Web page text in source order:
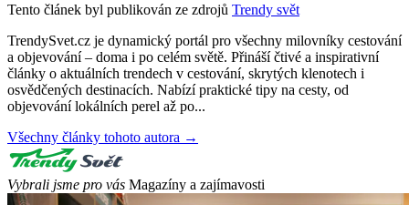
Tento článek byl publikován ze zdrojů Trendy svět
TrendySvet.cz je dynamický portál pro všechny milovníky cestování
a objevování – doma i po celém světě. Přináší čtivé a inspirativní
články o aktuálních trendech v cestování, skrytých klenotech i
osvědčených destinacích. Nabízí praktické tipy na cesty, od
objevování lokálních perel až po...
Všechny články tohoto autora →
Vybrali jsme pro vás Magazíny a zajímavosti